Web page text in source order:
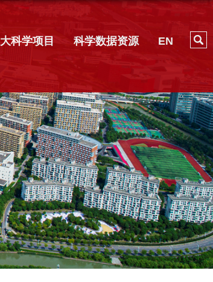
大科学项目 科学数据资源 EN